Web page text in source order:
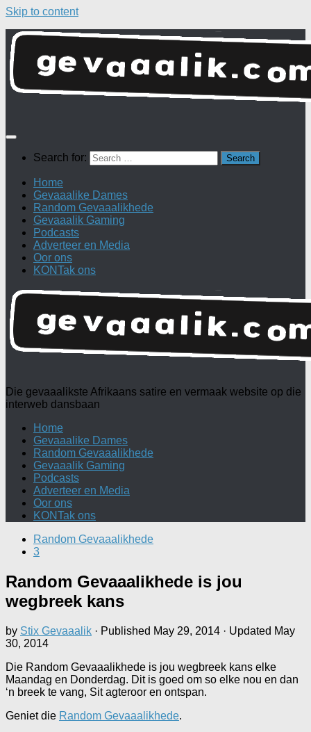
Skip to content
Search for:
Home
Gevaaalike Dames
Random Gevaaalikhede
Gevaaalik Gaming
Podcasts
Adverteer en Media
Oor ons
KONTak ons
Die gevaaalikste Afrikaans satire en vermaak website op die
interweb dansbaan
Home
Gevaaalike Dames
Random Gevaaalikhede
Gevaaalik Gaming
Podcasts
Adverteer en Media
Oor ons
KONTak ons
Random Gevaaalikhede
3
Random Gevaaalikhede is jou
wegbreek kans
by Stix Gevaaalik · Published May 29, 2014 · Updated May
30, 2014
Die Random Gevaaalikhede is jou wegbreek kans elke
Maandag en Donderdag. Dit is goed om so elke nou en dan
‘n breek te vang, Sit agteroor en ontspan.
Geniet die Random Gevaaalikhede.